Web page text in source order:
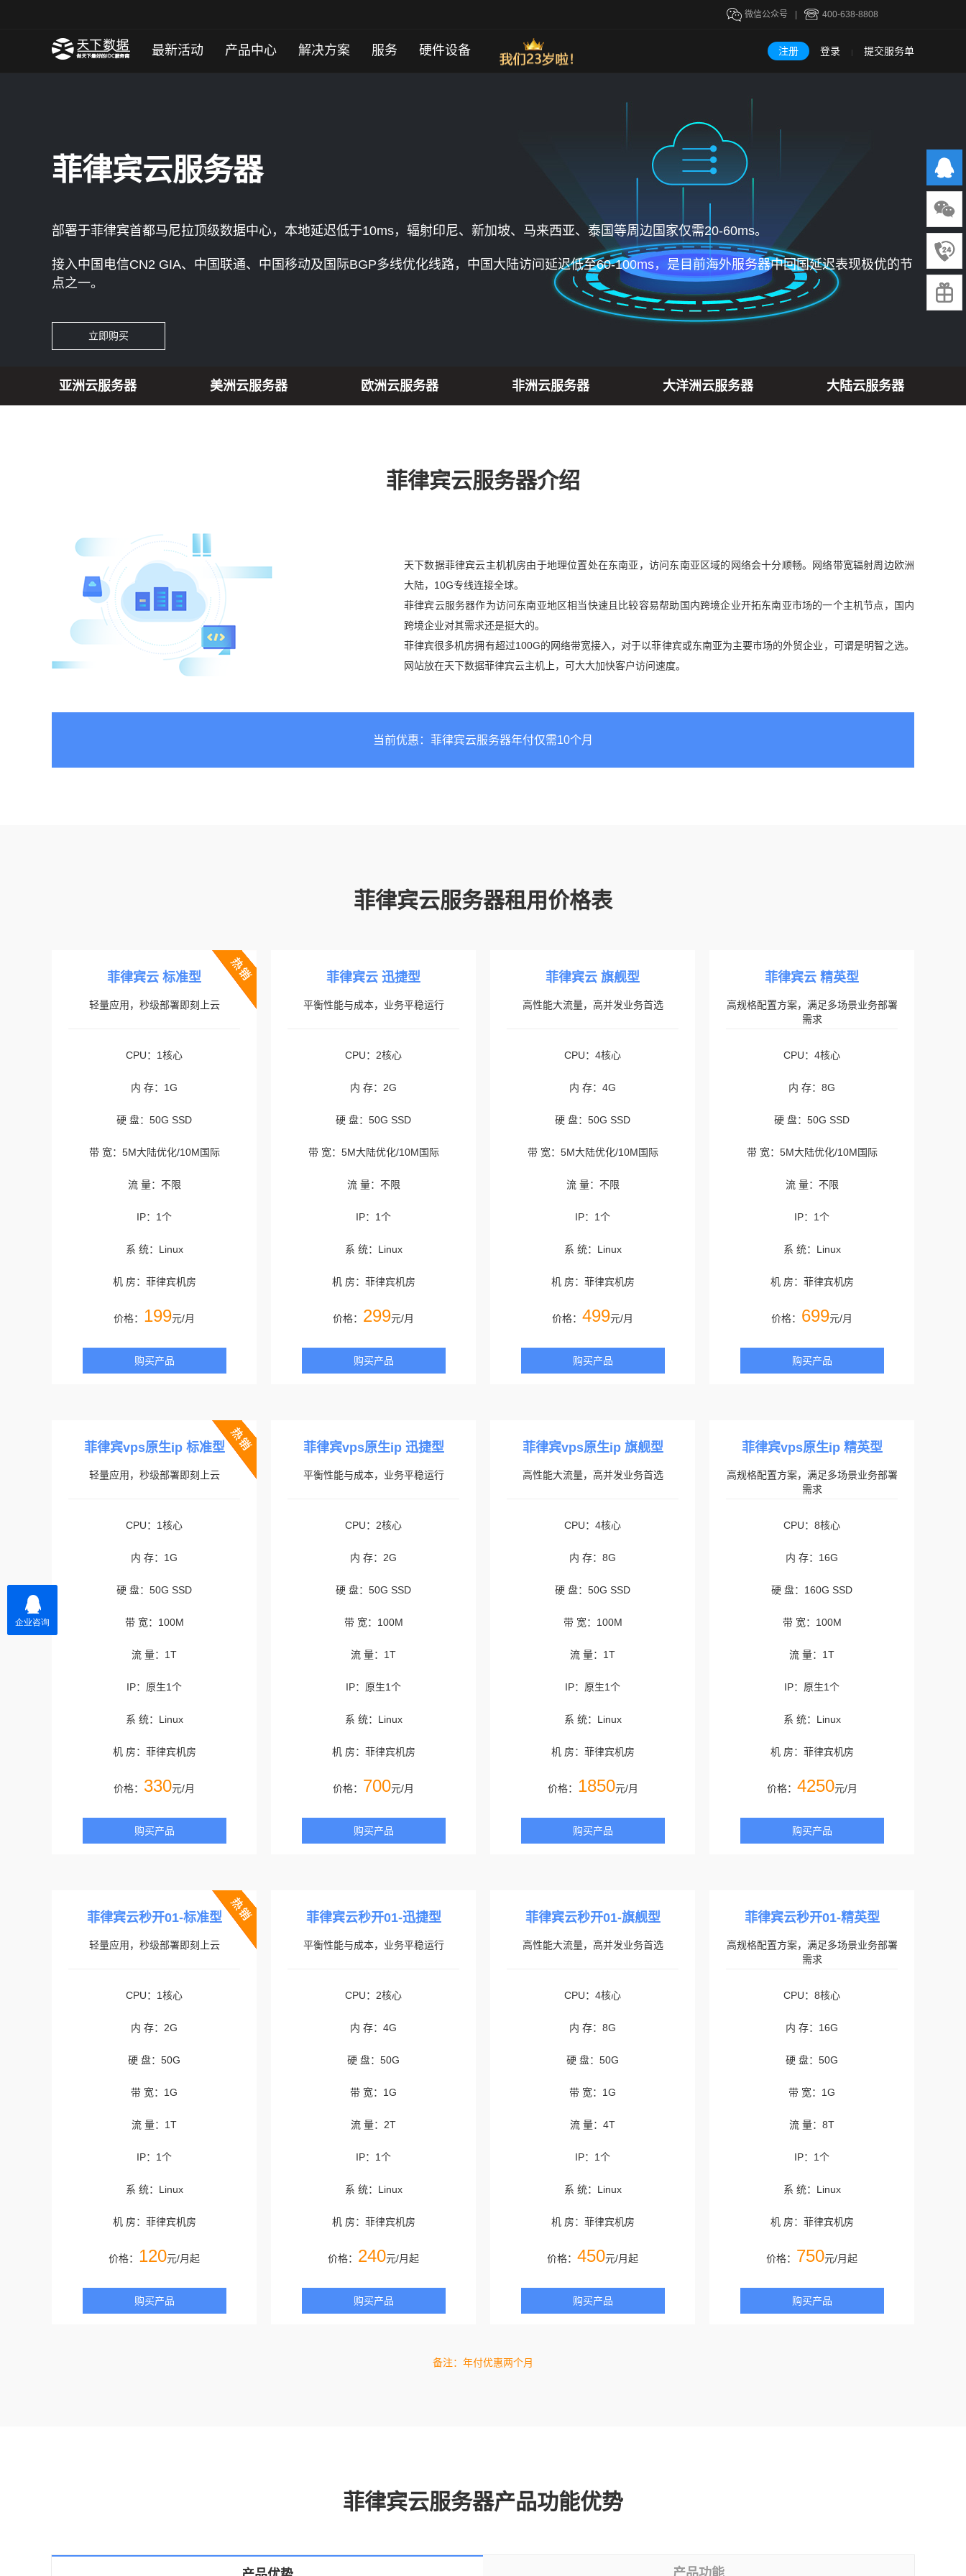
400-638-8808
微信公众号
最新活动 产品中心 解决方案 服务 硬件设备 注册 登录 | 提交服务单
菲律宾云服务器
部署于菲律宾首都马尼拉顶级数据中心，本地延迟低于10ms，辐射印尼、新加坡、马来西亚、泰国等周边国家仅需20-60ms。
接入中国电信CN2 GIA、中国联通、中国移动及国际BGP多线优化线路，中国大陆访问延迟低至60-100ms，是目前海外服务器中回国延迟表现极优的节
点之一。
立即购买
亚洲云服务器 美洲云服务器 欧洲云服务器 非洲云服务器 大洋洲云服务器 大陆云服务器
菲律宾云服务器介绍
天下数据菲律宾云主机机房由于地理位置处在东南亚，访问东南亚区域的网络会十分顺畅。网络带宽辐射周边欧洲
大陆，10G专线连接全球。
菲律宾云服务器作为访问东南亚地区相当快速且比较容易帮助国内跨境企业开拓东南亚市场的一个主机节点，国内
跨境企业对其需求还是挺大的。
菲律宾很多机房拥有超过100G的网络带宽接入，对于以菲律宾或东南亚为主要市场的外贸企业，可谓是明智之选。
网站放在天下数据菲律宾云主机上，可大大加快客户访问速度。
当前优惠：菲律宾云服务器年付仅需10个月
菲律宾云服务器租用价格表
菲律宾云 标准型
轻量应用，秒级部署即刻上云
CPU：1核心
内 存：1G
硬 盘：50G SSD
带 宽：5M大陆优化/10M国际
流 量：不限
IP：1个
系 统：Linux
机 房：菲律宾机房
价格： 199元/月
购买产品
菲律宾云 迅捷型
平衡性能与成本，业务平稳运行
CPU：2核心
内 存：2G
硬 盘：50G SSD
带 宽：5M大陆优化/10M国际
流 量：不限
IP：1个
系 统：Linux
机 房：菲律宾机房
价格： 299元/月
购买产品
菲律宾云 旗舰型
高性能大流量，高并发业务首选
CPU：4核心
内 存：4G
硬 盘：50G SSD
带 宽：5M大陆优化/10M国际
流 量：不限
IP：1个
系 统：Linux
机 房：菲律宾机房
价格： 499元/月
购买产品
菲律宾云 精英型
高规格配置方案，满足多场景业务部署
需求
CPU：4核心
内 存：8G
硬 盘：50G SSD
带 宽：5M大陆优化/10M国际
流 量：不限
IP：1个
系 统：Linux
机 房：菲律宾机房
价格： 699元/月
购买产品
菲律宾vps原生ip 标准型
轻量应用，秒级部署即刻上云
CPU：1核心
内 存：1G
硬 盘：50G SSD
带 宽：100M
流 量：1T
IP：原生1个
系 统：Linux
机 房：菲律宾机房
价格： 330元/月
购买产品
菲律宾vps原生ip 迅捷型
平衡性能与成本，业务平稳运行
CPU：2核心
内 存：2G
硬 盘：50G SSD
带 宽：100M
流 量：1T
IP：原生1个
系 统：Linux
机 房：菲律宾机房
价格： 700元/月
购买产品
菲律宾vps原生ip 旗舰型
高性能大流量，高并发业务首选
CPU：4核心
内 存：8G
硬 盘：50G SSD
带 宽：100M
流 量：1T
IP：原生1个
系 统：Linux
机 房：菲律宾机房
价格： 1850元/月
购买产品
菲律宾vps原生ip 精英型
高规格配置方案，满足多场景业务部署
需求
CPU：8核心
内 存：16G
硬 盘：160G SSD
带 宽：100M
流 量：1T
IP：原生1个
系 统：Linux
机 房：菲律宾机房
价格： 4250元/月
购买产品
菲律宾云秒开01-标准型
轻量应用，秒级部署即刻上云
CPU：1核心
内 存：2G
硬 盘：50G
带 宽：1G
流 量：1T
IP：1个
系 统：Linux
机 房：菲律宾机房
价格： 120元/月起
购买产品
菲律宾云秒开01-迅捷型
平衡性能与成本，业务平稳运行
CPU：2核心
内 存：4G
硬 盘：50G
带 宽：1G
流 量：2T
IP：1个
系 统：Linux
机 房：菲律宾机房
价格： 240元/月起
购买产品
菲律宾云秒开01-旗舰型
高性能大流量，高并发业务首选
CPU：4核心
内 存：8G
硬 盘：50G
带 宽：1G
流 量：4T
IP：1个
系 统：Linux
机 房：菲律宾机房
价格： 450元/月起
购买产品
菲律宾云秒开01-精英型
高规格配置方案，满足多场景业务部署
需求
CPU：8核心
内 存：16G
硬 盘：50G
带 宽：1G
流 量：8T
IP：1个
系 统：Linux
机 房：菲律宾机房
价格： 750元/月起
购买产品
备注：年付优惠两个月
菲律宾云服务器产品功能优势
产品功能